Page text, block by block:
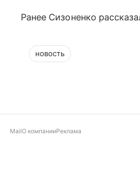
Ранее Сизоненко
новость
MailО компанииРеклама